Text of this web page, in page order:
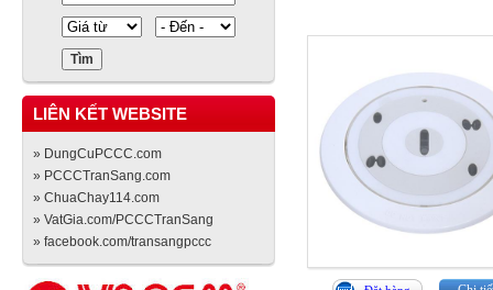
LIÊN KẾT WEBSITE
» DungCuPCCC.com
» PCCCTranSang.com
» ChuaChay114.com
» VatGia.com/PCCCTranSang
» facebook.com/transangpccc